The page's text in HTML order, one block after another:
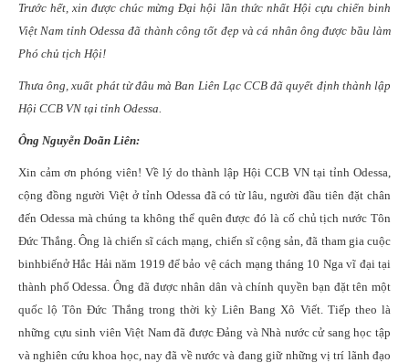
Trước hết, xin được chúc mừng Đại hội lần thức nhất Hội cựu chiến binh
Việt Nam tỉnh Odessa đã thành công tốt đẹp và cá nhân ông được bầu làm
Phó chủ tịch Hội!
Thưa ông, xuất phát từ đâu mà Ban Liên Lạc CCB đã quyết định thành lập
Hội CCB VN tại tỉnh Odessa.
Ông Nguyễn Doãn Liên:
Xin cảm ơn phóng viên! Về lý do thành lập Hội CCB VN tại tỉnh Odessa,
cộng đồng người Việt ở tỉnh Odessa đã có từ lâu, người đầu tiên đặt chân
đến Odessa mà chúng ta không thể quên được đó là cố chủ tịch nước Tôn
Đức Thắng. Ông là chiến sĩ cách mạng, chiến sĩ cộng sản, đã tham gia cuộc
binhbiếnở Hắc Hải năm 1919 để bảo vệ cách mạng tháng 10 Nga vĩ đại tại
thành phố Odessa. Ông đã được nhân dân và chính quyền bạn đặt tên một
quốc lộ Tôn Đức Thắng trong thời kỳ Liên Bang Xô Viết. Tiếp theo là
những cựu sinh viên Việt Nam đã được Đảng và Nhà nước cử sang học tập
và nghiên cứu khoa học, nay đã về nước và đang giữ những vị trí lãnh đạo